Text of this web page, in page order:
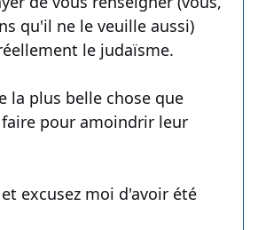
qu'il ne le veuille aussi)
le judaïsme.
la plus belle chose que
pour amoindrir leur
excusez moi d'avoir été